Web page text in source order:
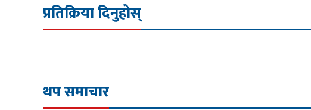
प्रतिक्रिया दिनुहोस्
थप समाचार